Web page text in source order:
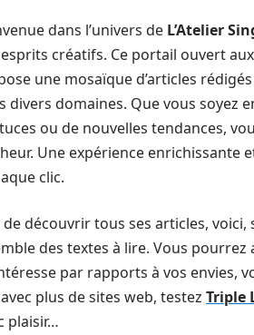
dans l’univers de L’Atelier
créatifs. Ce portail ouvert
une mosaïque d’articles
divers domaines. Que vous soyez
ou de nouvelles tendances,
Une expérience enrichissante
clic.
découvrir tous ses articles, voici,
des textes à lire. Vous
par rapports à vos envies,
plus de sites web, testez Triple
plaisir…